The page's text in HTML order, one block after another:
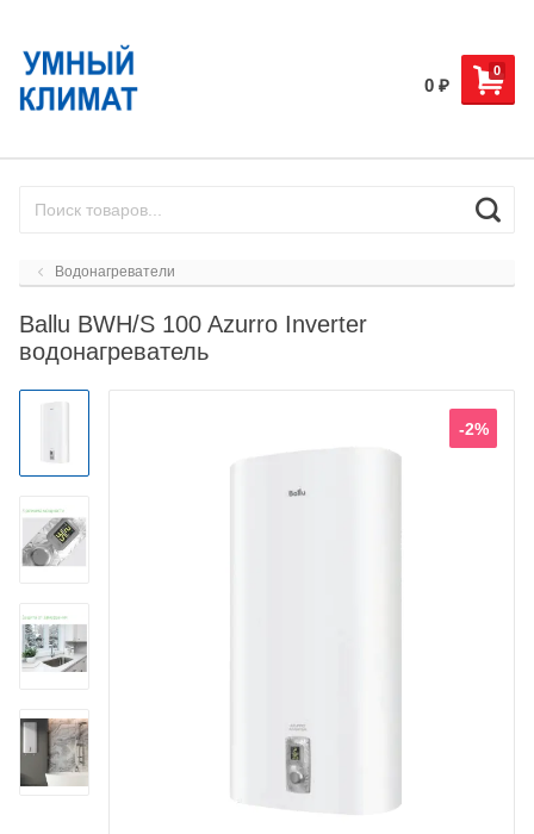
0
0 ₽
Водонагреватели
Ballu BWH/S 100 Azurro Inverter
водонагреватель
-2%